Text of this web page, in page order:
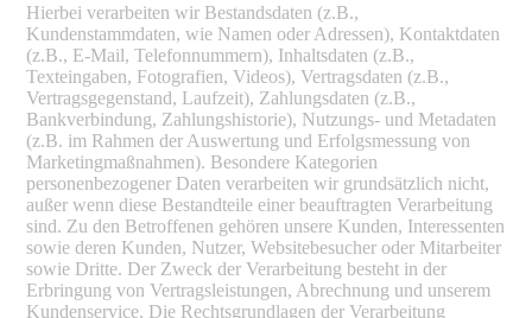
Hierbei verarbeiten wir Bestandsdaten (z.B.,
Kundenstammdaten, wie Namen oder Adressen), Kontaktdaten
(z.B., E-Mail, Telefonnummern), Inhaltsdaten (z.B.,
Texteingaben, Fotografien, Videos), Vertragsdaten (z.B.,
Vertragsgegenstand, Laufzeit), Zahlungsdaten (z.B.,
Bankverbindung, Zahlungshistorie), Nutzungs- und Metadaten
(z.B. im Rahmen der Auswertung und Erfolgsmessung von
Marketingmaßnahmen). Besondere Kategorien
personenbezogener Daten verarbeiten wir grundsätzlich nicht,
außer wenn diese Bestandteile einer beauftragten Verarbeitung
sind. Zu den Betroffenen gehören unsere Kunden, Interessenten
sowie deren Kunden, Nutzer, Websitebesucher oder Mitarbeiter
sowie Dritte. Der Zweck der Verarbeitung besteht in der
Erbringung von Vertragsleistungen, Abrechnung und unserem
Kundenservice. Die Rechtsgrundlagen der Verarbeitung